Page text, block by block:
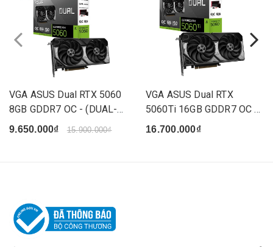
VGA ASUS Dual RTX 5060
8GB GDDR7 OC - (DUAL-
RTX...
9.650.000₫ 15.900.000₫
VGA ASUS Dual RTX
5060Ti 16GB GDDR7 OC -
(DUAL-...
16.700.000₫